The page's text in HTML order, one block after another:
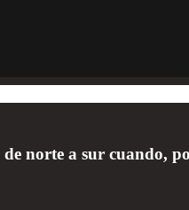
norte a sur cuando,